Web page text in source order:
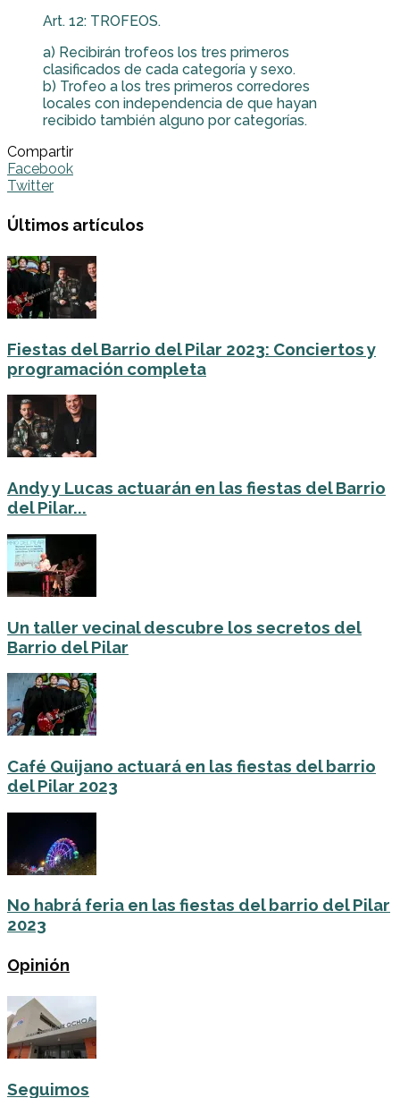
Art. 12: TROFEOS.
a) Recibirán trofeos los tres primeros
clasificados de cada categoría y sexo.
b) Trofeo a los tres primeros corredores
locales con independencia de que hayan
recibido también alguno por categorías.
Compartir
Facebook
Twitter
Últimos artículos
Fiestas del Barrio del Pilar 2023: Conciertos y
programación completa
Andy y Lucas actuarán en las fiestas del Barrio
del Pilar...
Un taller vecinal descubre los secretos del
Barrio del Pilar
Café Quijano actuará en las fiestas del barrio
del Pilar 2023
No habrá feria en las fiestas del barrio del Pilar
2023
Opinión
Seguimos